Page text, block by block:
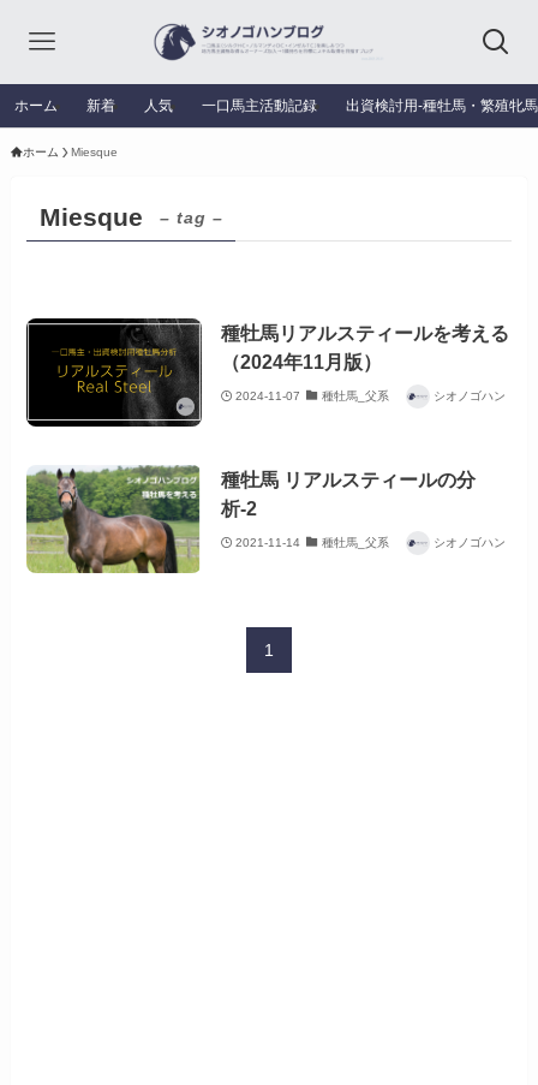
ホーム 新着 人気 一口馬主活動記録 出資検討用‐種牡馬・繁殖牝
ホーム Miesque
Miesque – tag –
種牡馬リアルスティールを考える
（2024年11月版）
2024-11-07 種牡馬_父系 シオノゴハン
種牡馬 リアルスティールの分
析-2
2021-11-14 種牡馬_父系 シオノゴハン
1